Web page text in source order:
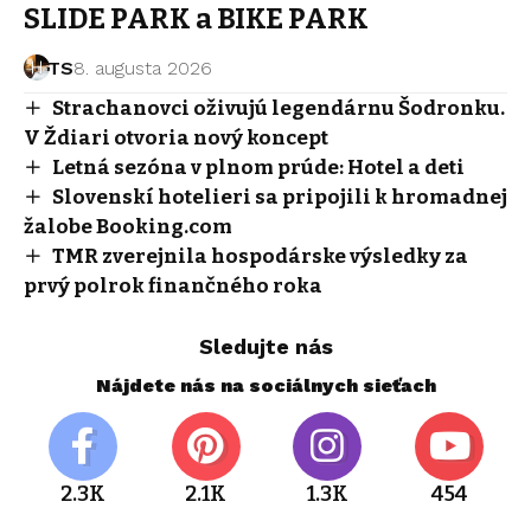
SLIDE PARK a BIKE PARK
TS8. augusta 2026
Strachanovci oživujú legendárnu Šodronku.
V Ždiari otvoria nový koncept
Letná sezóna v plnom prúde: Hotel a deti
Slovenskí hotelieri sa pripojili k hromadnej
žalobe Booking.com
TMR zverejnila hospodárske výsledky za
prvý polrok finančného roka
Sledujte nás
Nájdete nás na sociálnych sieťach
2.3K 2.1K 1.3K 454